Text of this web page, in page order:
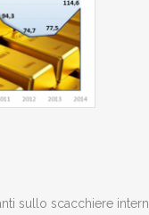
sullo scacchiere